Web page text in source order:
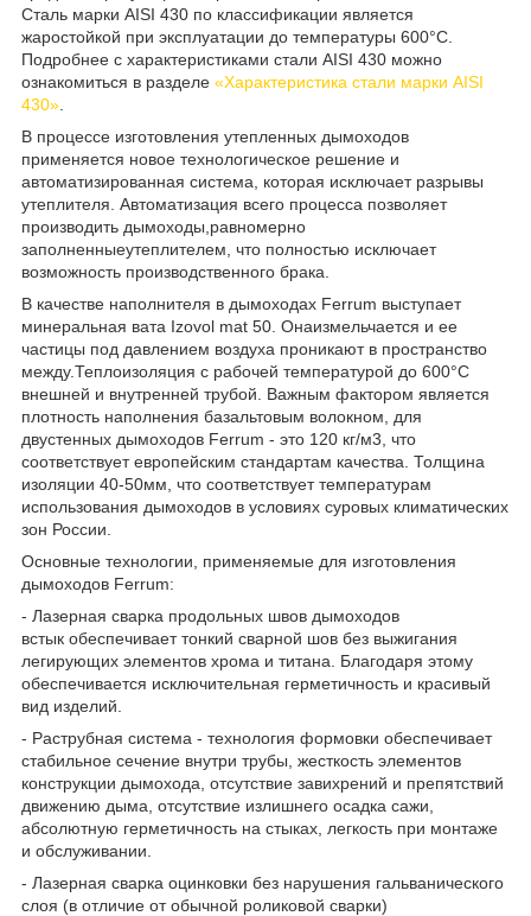
Сталь марки AISI 430 по классификации является
жаростойкой при эксплуатации до температуры 600°C.
Подробнее с характеристиками стали AISI 430 можно
ознакомиться в разделе «Характеристика стали марки AISI
430»
В процессе изготовления утепленных дымоходов
применяется новое технологическое решение и
автоматизированная система, которая исключает разрывы
утеплителя. Автоматизация всего процесса позволяет
производить дымоходы,равномерно
заполненныеутеплителем, что полностью исключает
возможность производственного брака.
В качестве наполнителя в дымоходах Ferrum выступает
минеральная вата Іzovol mat 50. Онаизмельчается и ее
частицы под давлением воздуха проникают в пространство
между.Теплоизоляция с рабочей температурой до 600°С
внешней и внутренней трубой. Важным фактором является
плотность наполнения базальтовым волокном, для
двустенных дымоходов Ferrum - это 120 кг/м3 , что
соответствует европейским стандартам качества. Толщина
изоляции 40-50мм, что соответствует температурам
использования дымоходов в условиях суровых климатических
зон России.
Основные технологии, применяемые для изготовления
дымоходов Ferrum:
- Лазерная сварка продольных швов дымоходов
встык обеспечивает тонкий сварной шов без выжигания
легирующих элементов хрома и титана. Благодаря этому
обеспечивается исключительная герметичность и красивый
вид изделий.
- Раструбная система - технология формовки обеспечивает
стабильное сечение внутри трубы, жесткость элементов
конструкции дымохода, отсутствие завихрений и препятствий
движению дыма, отсутствие излишнего осадка сажи,
абсолютную герметичность на стыках, легкость при монтаже
и обслуживании.
- Лазерная сварка оцинковки без нарушения гальванического
слоя (в отличие от обычной роликовой сварки)